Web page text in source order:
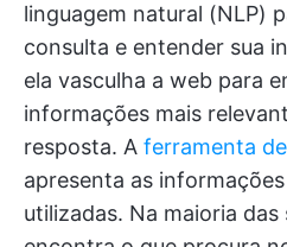
linguagem natural (NLP)
consulta e entender sua
ela vasculha a web para
informações mais
resposta. A ferramenta
apresenta as
utilizadas. Na maioria